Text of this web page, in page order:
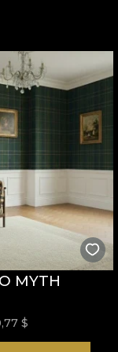
la uzură,
la
fără
MYTH
$